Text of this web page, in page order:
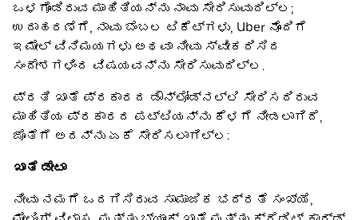
ಒಳಗೊಂಡಿರುವ ಮಾಹಿತಿಯನ್ನು ನಾವು ಸೇರಿಸುವುದಿಲ್ಲ;
ಉದಾಹರಣೆಗೆ, ನಾವು ಬೆಂಬಲ ಟಿಕೆಟ್‌ಗಳು, Uber ನೊಂದಿಗೆ
ಇಮೇಲ್ ವಿನಿಮಯಗಳು ಅಥವಾ ನೀವು ಸ್ವೀಕರಿಸಿದ
ಸಂದೇಶಗಳಿಂದ ವಿಷಯವನ್ನು ಸೇರಿಸುವುದಿಲ್ಲ.
ಪ್ರತಿ ಖಾತೆ ಪ್ರಕಾರದ ಡೌನ್‌ಲೋಡ್‌ನಲ್ಲಿ ಸೇರಿಸದಿರುವ
ಮಾಹಿತಿಯ ಪ್ರಕಾರದ ಪಟ್ಟಿಯನ್ನು ಕೆಳಗೆ ನೀಡಲಾಗಿದೆ,
ಜೊತೆಗೆ ಅದನ್ನು ಏಕೆ ಸೇರಿಸಲಾಗಿಲ್ಲ:
ಖಾತೆ ಡೇಟಾ
ನೀವು ನಮಗೆ ಒದಗಿಸಿರುವ ಸಾಮಾಜಿಕ ಭದ್ರತೆ ಸಂಖ್ಯೆ,